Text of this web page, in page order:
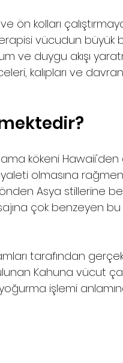
ön kolları
vücudun büyük
ve duygu akışı
kalıpları ve
kökeni Hawaii'den
olmasına
Asya stillerine
çok benzeyen bu
tarafından
Kahuna vücut
işlemi